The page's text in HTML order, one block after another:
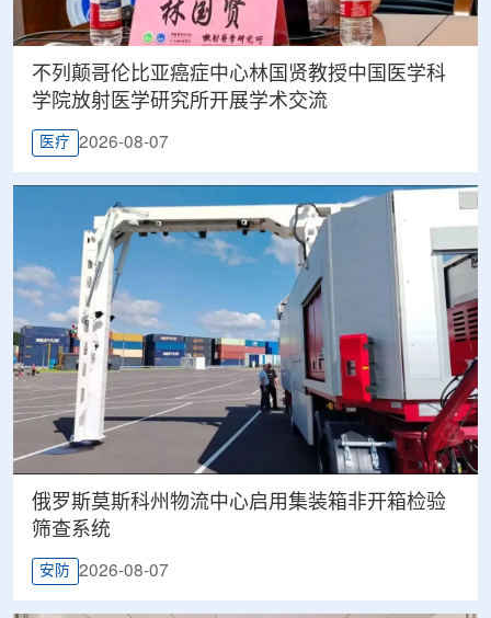
不列颠哥伦比亚癌症中心林国贤教授中国医学科
学院放射医学研究所开展学术交流
医疗 2026-08-07
俄罗斯莫斯科州物流中心启用集装箱非开箱检验
筛查系统
安防 2026-08-07